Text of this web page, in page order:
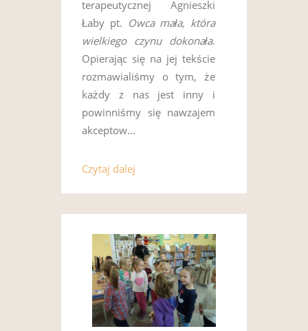
terapeutycznej Agnieszki
Łaby pt. Owca mała, która
wielkiego czynu dokonała.
Opierając się na jej tekście
rozmawialiśmy o tym, że
każdy z nas jest inny i
powinniśmy się nawzajem
akceptow…
Czytaj dalej